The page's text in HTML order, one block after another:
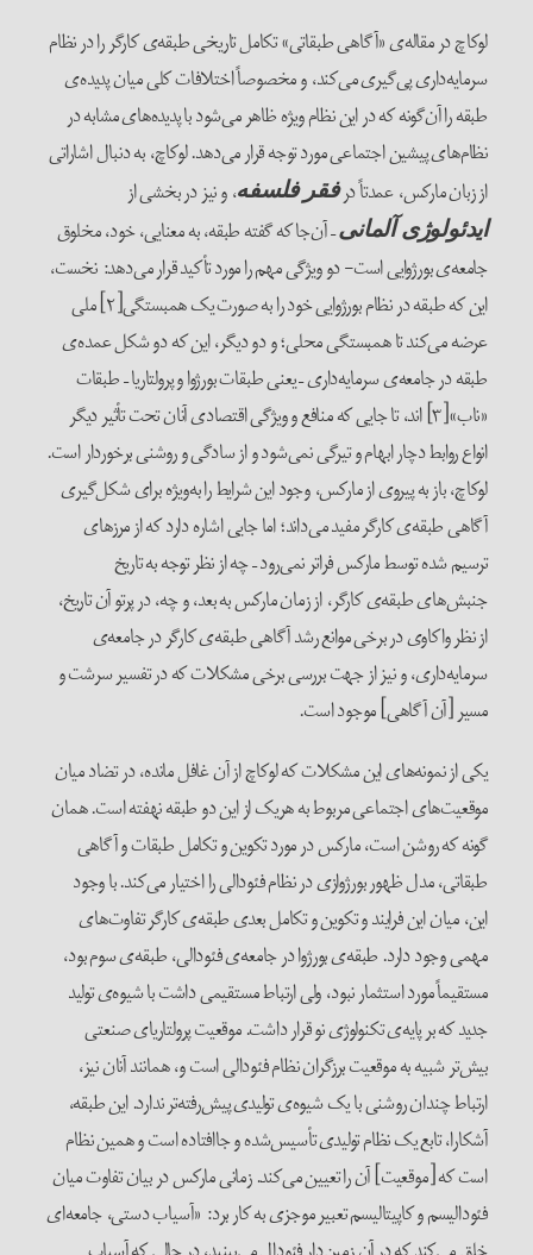
لوکاچ در مقاله‌ی «آگاهی طبقاتی» تکامل تاریخی طبقه‌ی کارگر را در نظام
سرمایه‌داری پی‌گیری می‌کند، و مخصوصاً اختلافات کلی میان پدیده‌‌ی
طبقه را آن‌گونه که در این نظام ویژه ظاهر می‌شود با پدیده‌های مشابه در
نظام‌های پیشین اجتماعی مورد توجه قرار می‌دهد. لوکاچ، به دنبال اشاراتی
از زبان مارکس، عمدتاً درفقر فلسفه، و نیز در بخشی از
ایدئولوژی آلمانی– آن‌جا که گفته طبقه، به‌ معنایی، خود، مخلوق
جامعه‌ی بورژوایی است- دو ویژگی مهم را مورد تأکید قرار می‌دهد: نخست،
این که طبقه در نظام بورژوایی خود را به صورت یک همبستگی[۲] ملی
عرضه می‌کند تا همبستگی محلی؛ و دو دیگر، این که دو شکل عمده‌ی
طبقه در جامعه‌ی سرمایه‌داری – یعنی طبقات بورژوا و پرولتاریا – طبقات
«ناب»[۳] اند، تا جایی که منافع و ویژگی اقتصادی آنان تحت تأثیر دیگر
انواع روابط دچار ابهام و تیرگی نمی‌شود و از سادگی و روشنی برخوردار است.
لوکاچ، باز به پیروی از مارکس، وجود این شرایط را به‌ویژه برای شکل‌گیری
آگاهی طبقه‌ی کارگر مفید می‌داند؛ اما جایی اشاره دارد که از مرزهای
ترسیم شده توسط مارکس فراتر نمی‌رود – چه از نظر توجه به تاریخ
جنبش‌های طبقه‌ی کارگر، از زمان مارکس به بعد، و چه، در پرتو آن تاریخ،
از نظر واکاوی در برخی موانع رشد آگاهی طبقه‌ی کارگر در جامعه‌ی
سرمایه‌داری، و نیز از جهت بررسی برخی مشکلات که در تفسیر سرشت و
مسیر [آن آگاهی] موجود است.
یکی از نمونه‌های این مشکلات که لوکاچ از آن غافل مانده، در تضاد میان
موقعیت‌های اجتماعی مربوط به هریک از این دو طبقه نهفته است. همان
گونه که روشن است، مارکس در مورد تکوین و تکامل طبقات و آگاهی
طبقاتی، مدل ظهور بورژوازی در نظام فئودالی را اختیار می‌کند. با وجود
این، میان این فرایند و تکوین و تکامل بعدی طبقه‌ی کارگر تفاوت‌های
مهمی وجود دارد. طبقه‌ی بورژوا در جامعه‌ی فئودالی، طبقه‌ی سوم بود،
مستقیماً مورد استثمار نبود، ولی ارتباط مستقیمی داشت با شیوه‌ی تولید
جدید که بر پایه‌ی تکنولوژی نو قرار داشت. موقعیت پرولتاریای صنعتی
بیش‌تر شبیه به موقعیت برزگران نظام فئودالی است و، همانند آنان نیز،
ارتباط چندان روشنی با یک شیوه‌ی تولیدی پیش‌رفته‌تر ندارد. این طبقه،
آشکارا، تابع یک نظام تولیدی تأسیس‌شده و جاافتاده است و همین نظام
است که [موقعیت] آن را تعیین می‌کند. زمانی مارکس در بیان تفاوت میان
فئودالیسم و کاپیتالیسم تعبیر موجزی به کار برد: «آسیاب دستی، جامعه‌ای